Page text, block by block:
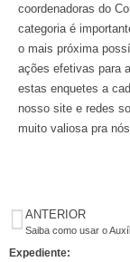
coordenadoras do
categoria é
o mais próxima
ações efetivas para
estas enquetes a
nosso site e redes
muito valiosa pra
ANTERIOR
Expediente: